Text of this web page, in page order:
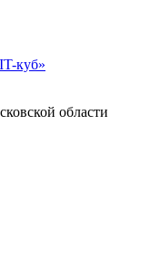
куб»
области